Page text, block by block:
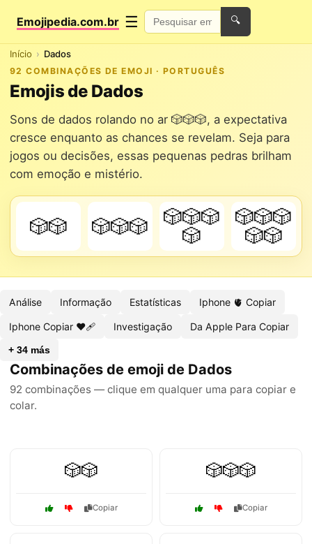
Emojipedia.com.br ☰ 🔍
Início Dados
92 COMBINAÇÕES DE EMOJI · PORTUGUÊS
Emojis de Dados
Sons de dados rolando no ar 🎲🎲🎲, a expectativa
cresce enquanto as chances se revelam. Seja para
jogos ou decisões, essas pequenas pedras brilham
com emoção e mistério.
🎲🎲 🎲🎲🎲
🎲🎲🎲
🎲
🎲🎲🎲
🎲🎲
Análise Informação Estatísticas Iphone 🫀 Copiar
Iphone Copiar ❤🩹 Investigação Da Apple Para Copiar
+ 34 más
Combinações de emoji de Dados
92 combinações — clique em qualquer uma para copiar e
colar.
🎲🎲
Copiar
🎲🎲🎲
Copiar